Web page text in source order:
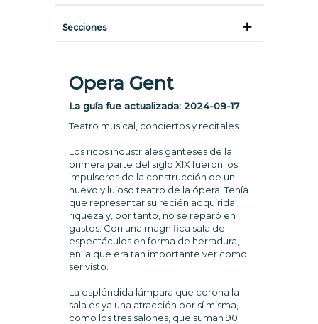
Secciones
Opera Gent
La guía fue actualizada: 2024-09-17
Teatro musical, conciertos y recitales.
Los ricos industriales ganteses de la
primera parte del siglo XIX fueron los
impulsores de la construcción de un
nuevo y lujoso teatro de la ópera. Tenía
que representar su recién adquirida
riqueza y, por tanto, no se reparó en
gastos. Con una magnífica sala de
espectáculos en forma de herradura,
en la que era tan importante ver como
ser visto.
La espléndida lámpara que corona la
sala es ya una atracción por sí misma,
como los tres salones, que suman 90